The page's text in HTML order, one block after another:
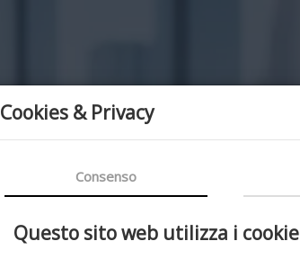
Cookies & Privacy
Consenso
Questo sito web utilizza i cookie